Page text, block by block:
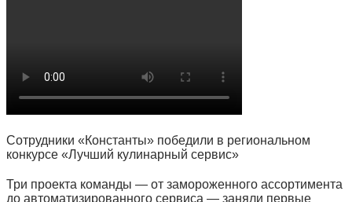
Сотрудники «Константы» победили в региональном
конкурсе «Лучший кулинарный сервис»
Три проекта команды — от замороженного ассортимента
до автоматизированного сервиса — заняли первые